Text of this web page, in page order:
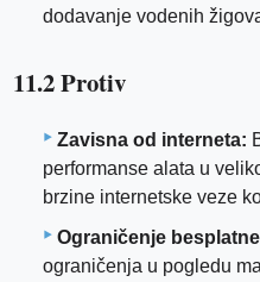
dodavanje vodenih
11.2 Protiv
Zavisna od interneta:
performanse alata u
brzine internetske veze
Ograničenje
ograničenja u pogledu